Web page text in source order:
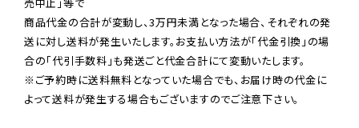
商品代金の合計が変動し、3万円未満となった場合、それぞれの発
送に対し送料が発生いたします。お支払い方法が「代金引換」の場
※ご予約時に送料無料となっていた場合でも、お届け時の代金に
よって送料が発生する場合もございますのでご注意下さい。